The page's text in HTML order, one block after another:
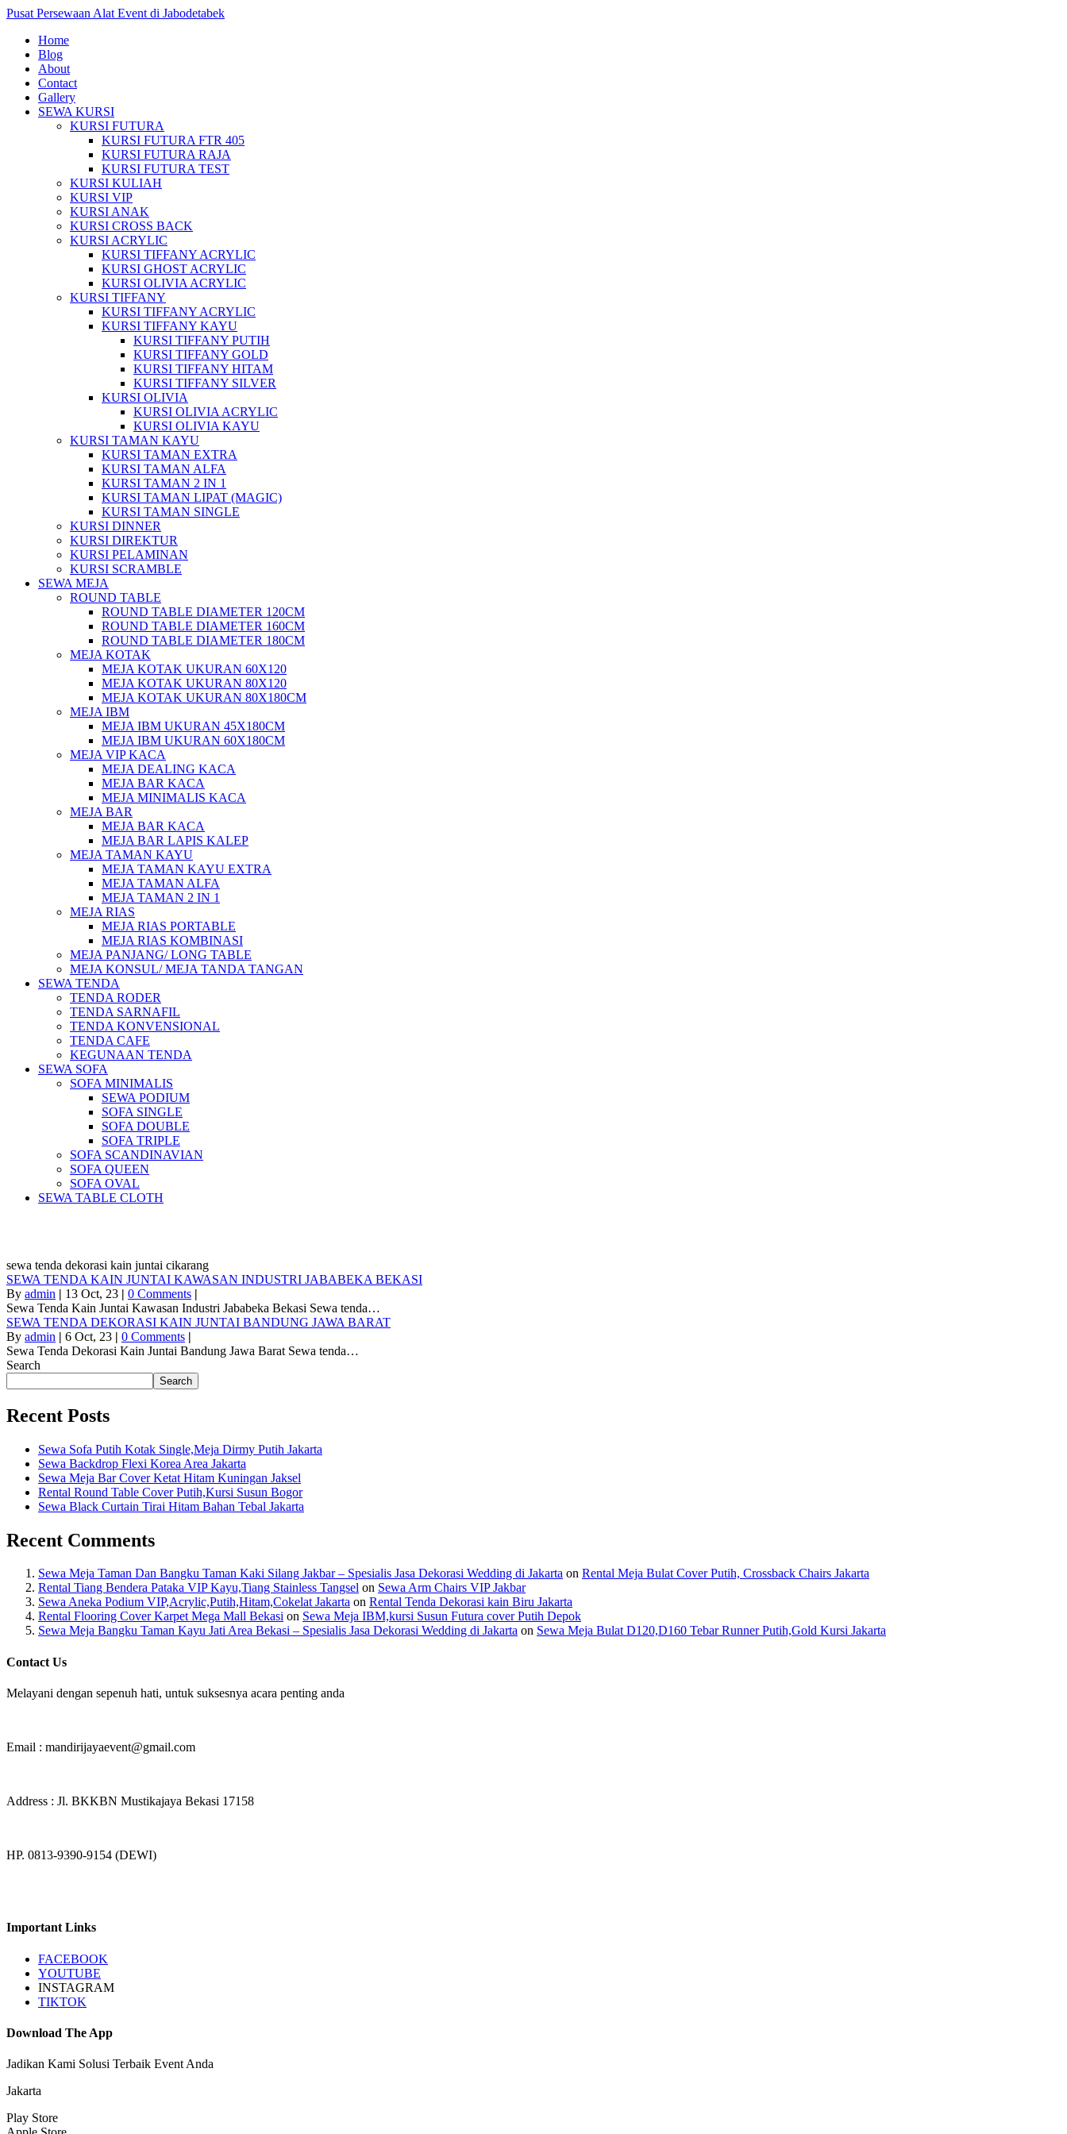
Pusat Persewaan Alat Event di Jabodetabek
Home
Blog
About
Contact
Gallery
SEWA KURSI
KURSI FUTURA
KURSI FUTURA FTR 405
KURSI FUTURA RAJA
KURSI FUTURA TEST
KURSI KULIAH
KURSI VIP
KURSI ANAK
KURSI CROSS BACK
KURSI ACRYLIC
KURSI TIFFANY ACRYLIC
KURSI GHOST ACRYLIC
KURSI OLIVIA ACRYLIC
KURSI TIFFANY
KURSI TIFFANY ACRYLIC
KURSI TIFFANY KAYU
KURSI TIFFANY PUTIH
KURSI TIFFANY GOLD
KURSI TIFFANY HITAM
KURSI TIFFANY SILVER
KURSI OLIVIA
KURSI OLIVIA ACRYLIC
KURSI OLIVIA KAYU
KURSI TAMAN KAYU
KURSI TAMAN EXTRA
KURSI TAMAN ALFA
KURSI TAMAN 2 IN 1
KURSI TAMAN LIPAT (MAGIC)
KURSI TAMAN SINGLE
KURSI DINNER
KURSI DIREKTUR
KURSI PELAMINAN
KURSI SCRAMBLE
SEWA MEJA
ROUND TABLE
ROUND TABLE DIAMETER 120CM
ROUND TABLE DIAMETER 160CM
ROUND TABLE DIAMETER 180CM
MEJA KOTAK
MEJA KOTAK UKURAN 60X120
MEJA KOTAK UKURAN 80X120
MEJA KOTAK UKURAN 80X180CM
MEJA IBM
MEJA IBM UKURAN 45X180CM
MEJA IBM UKURAN 60X180CM
MEJA VIP KACA
MEJA DEALING KACA
MEJA BAR KACA
MEJA MINIMALIS KACA
MEJA BAR
MEJA BAR KACA
MEJA BAR LAPIS KALEP
MEJA TAMAN KAYU
MEJA TAMAN KAYU EXTRA
MEJA TAMAN ALFA
MEJA TAMAN 2 IN 1
MEJA RIAS
MEJA RIAS PORTABLE
MEJA RIAS KOMBINASI
MEJA PANJANG/ LONG TABLE
MEJA KONSUL/ MEJA TANDA TANGAN
SEWA TENDA
TENDA RODER
TENDA SARNAFIL
TENDA KONVENSIONAL
TENDA CAFE
KEGUNAAN TENDA
SEWA SOFA
SOFA MINIMALIS
SEWA PODIUM
SOFA SINGLE
SOFA DOUBLE
SOFA TRIPLE
SOFA SCANDINAVIAN
SOFA QUEEN
SOFA OVAL
SEWA TABLE CLOTH
sewa tenda dekorasi kain juntai cikarang
SEWA TENDA KAIN JUNTAI KAWASAN INDUSTRI JABABEKA BEKASI
By admin | 13 Oct, 23 | 0 Comments |
Sewa Tenda Kain Juntai Kawasan Industri Jababeka Bekasi Sewa tenda…
SEWA TENDA DEKORASI KAIN JUNTAI BANDUNG JAWA BARAT
By admin | 6 Oct, 23 | 0 Comments |
Sewa Tenda Dekorasi Kain Juntai Bandung Jawa Barat Sewa tenda…
Search
Search
Recent Posts
Sewa Sofa Putih Kotak Single,Meja Dirmy Putih Jakarta
Sewa Backdrop Flexi Korea Area Jakarta
Sewa Meja Bar Cover Ketat Hitam Kuningan Jaksel
Rental Round Table Cover Putih,Kursi Susun Bogor
Sewa Black Curtain Tirai Hitam Bahan Tebal Jakarta
Recent Comments
Sewa Meja Taman Dan Bangku Taman Kaki Silang Jakbar – Spesialis Jasa Dekorasi Wedding di Jakarta on Rental Meja Bulat Cover Putih, Crossback Chairs Jakarta
Rental Tiang Bendera Pataka VIP Kayu,Tiang Stainless Tangsel on Sewa Arm Chairs VIP Jakbar
Sewa Aneka Podium VIP,Acrylic,Putih,Hitam,Cokelat Jakarta on Rental Tenda Dekorasi kain Biru Jakarta
Rental Flooring Cover Karpet Mega Mall Bekasi on Sewa Meja IBM,kursi Susun Futura cover Putih Depok
Sewa Meja Bangku Taman Kayu Jati Area Bekasi – Spesialis Jasa Dekorasi Wedding di Jakarta on Sewa Meja Bulat D120,D160 Tebar Runner Putih,Gold Kursi Jakarta
Contact Us
Melayani dengan sepenuh hati, untuk suksesnya acara penting anda
Email : mandirijayaevent@gmail.com
Address : Jl. BKKBN Mustikajaya Bekasi 17158
HP. 0813-9390-9154 (DEWI)
Important Links
FACEBOOK
YOUTUBE
INSTAGRAM
TIKTOK
Download The App
Jadikan Kami Solusi Terbaik Event Anda
Jakarta
Play Store